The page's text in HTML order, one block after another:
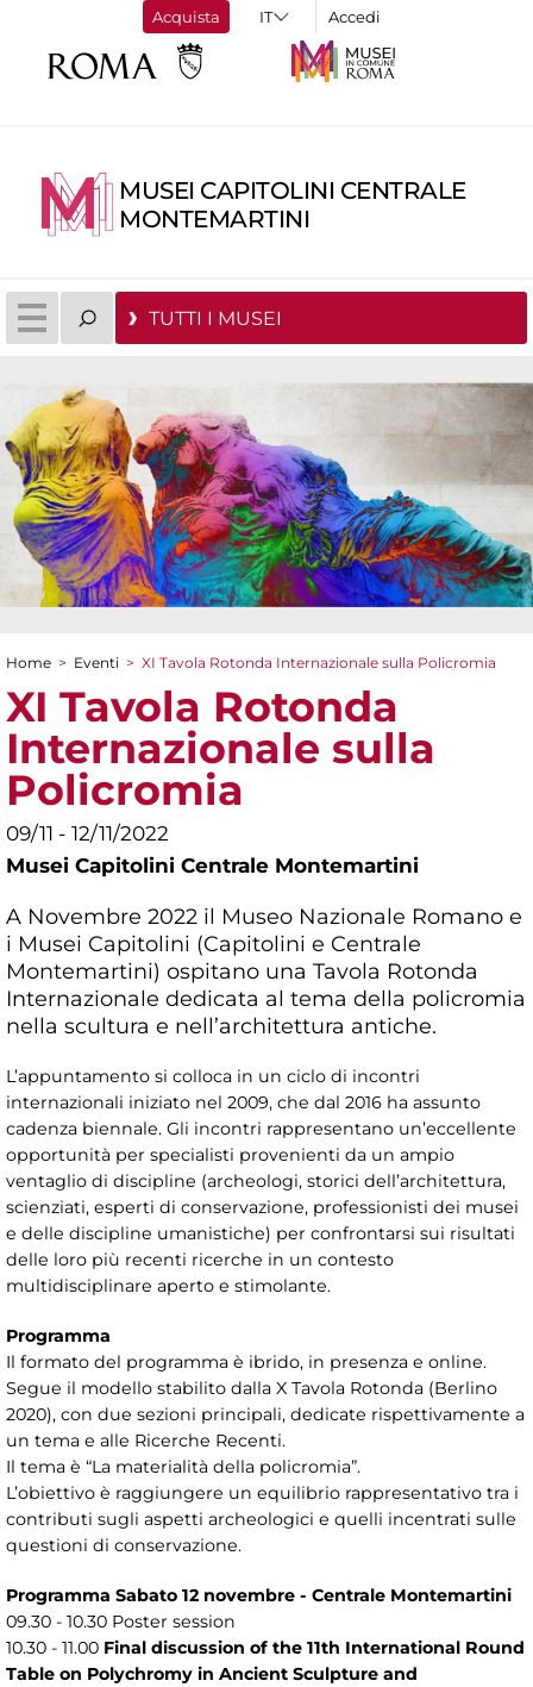
Acquista Accedi
MUSEI CAPITOLINI CENTRALE
MONTEMARTINI
TUTTI I MUSEI
Tu sei qui
Home > Eventi > XI Tavola Rotonda Internazionale sulla Policromia
XI Tavola Rotonda
Internazionale sulla
Policromia
09/11 - 12/11/2022
Musei Capitolini Centrale Montemartini
A Novembre 2022 il Museo Nazionale Romano e
i Musei Capitolini (Capitolini e Centrale
Montemartini) ospitano una Tavola Rotonda
Internazionale dedicata al tema della policromia
nella scultura e nell’architettura antiche.
L’appuntamento si colloca in un ciclo di incontri
internazionali iniziato nel 2009, che dal 2016 ha assunto
cadenza biennale. Gli incontri rappresentano un’eccellente
opportunità per specialisti provenienti da un ampio
ventaglio di discipline (archeologi, storici dell’architettura,
scienziati, esperti di conservazione, professionisti dei musei
e delle discipline umanistiche) per confrontarsi sui risultati
delle loro più recenti ricerche in un contesto
multidisciplinare aperto e stimolante.
Programma
Il formato del programma è ibrido, in presenza e online.
Segue il modello stabilito dalla X Tavola Rotonda (Berlino
2020), con due sezioni principali, dedicate rispettivamente a
un tema e alle Ricerche Recenti.
Il tema è “La materialità della policromia”.
L’obiettivo è raggiungere un equilibrio rappresentativo tra i
contributi sugli aspetti archeologici e quelli incentrati sulle
questioni di conservazione.
Programma Sabato 12 novembre - Centrale Montemartini
09.30 - 10.30 Poster session
10.30 - 11.00 Final discussion of the 11th International Round
Table on Polychromy in Ancient Sculpture and